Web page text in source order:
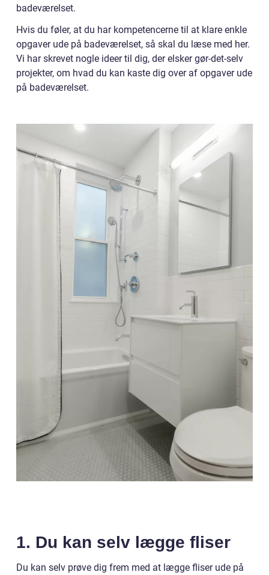
badeværelset.
Hvis du føler, at du har kompetencerne til at klare enkle
opgaver ude på badeværelset, så skal du læse med her.
Vi har skrevet nogle ideer til dig, der elsker gør-det-selv
projekter, om hvad du kan kaste dig over af opgaver ude
på badeværelset.
1. Du kan selv lægge fliser
Du kan selv prøve dig frem med at lægge fliser ude på